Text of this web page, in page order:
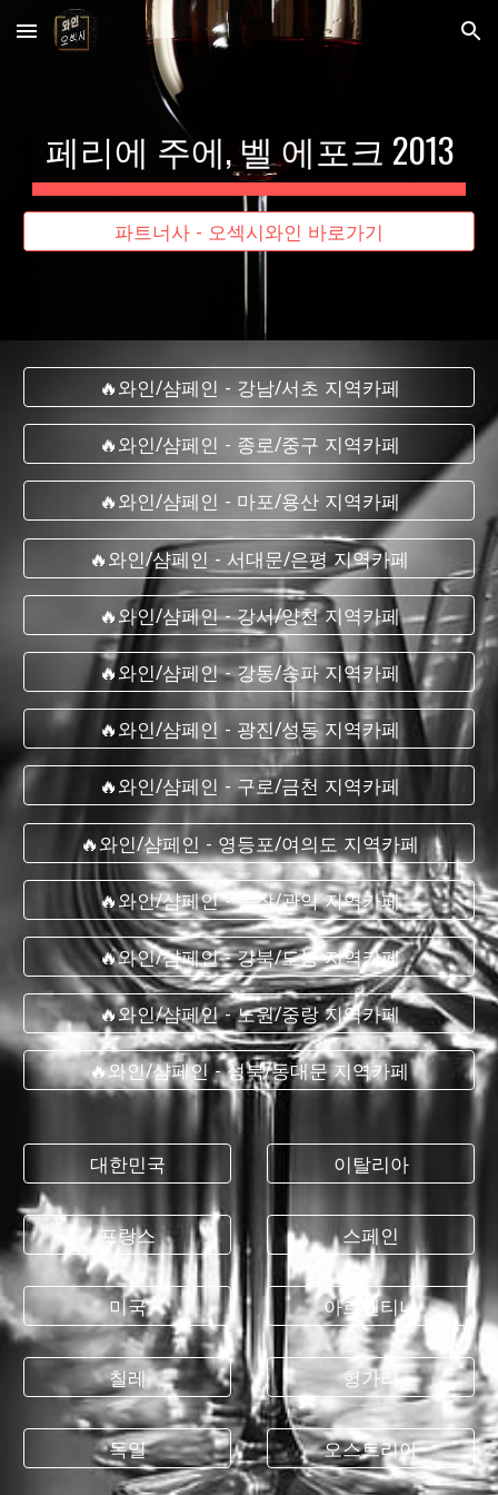
Skip to main content Skip to navigation
페리에 주에, 벨 에포크 2013
파트너사 - 오섹시와인 바로가기
🔥와인/샴페인 - 강남/서초 지역카페
🔥와인/샴페인 - 종로/중구 지역카페
🔥와인/샴페인 - 마포/용산 지역카페
🔥와인/샴페인 - 서대문/은평 지역카페
🔥와인/샴페인 - 강서/양천 지역카페
🔥와인/샴페인 - 강동/송파 지역카페
🔥와인/샴페인 - 광진/성동 지역카페
🔥와인/샴페인 - 구로/금천 지역카페
🔥와인/샴페인 - 영등포/여의도 지역카페
🔥와인/샴페인 - 동작/관악 지역카페
🔥와인/샴페인 - 강북/도봉 지역카페
🔥와인/샴페인 - 노원/중랑 지역카페
🔥와인/샴페인 - 성북/동대문 지역카페
대한민국
프랑스
미국
칠레
독일
이탈리아
스페인
아르헨티나
헝가리
오스트리아